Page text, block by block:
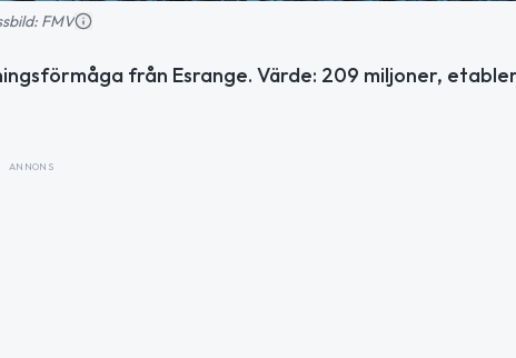
FMV
från Esrange. Värde: 209 miljoner,
ANNONS